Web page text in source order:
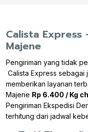
Calista Express
Majene
Pengiriman yang tidak
Calista Express
memberikan layanan
Majene Rp 6.400 / Kg
Pengiriman Ekspedisi
terhitung dari jadwal